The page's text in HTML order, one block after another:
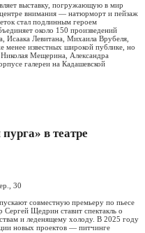
выставку, погружающую в мир
внимания — натюрморт и пейзаж
стал подлинным героем
около 150 произведений
Исаака Левитана, Михаила Врубеля,
менее известных широкой публике, но
Мещерина, Александра
галереи на Кадашевской
в театре
30
совместную премьеру по пьесе
Сергей Щедрин ставит спектакль о
и леденящему холоду. В 2025 году
новых проектов — питчинге